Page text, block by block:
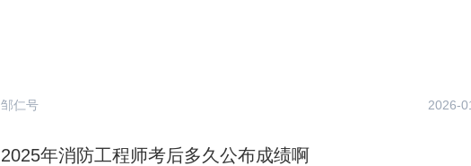
邹仁号 2026-
2025年消防工程师考后多久公布成绩啊